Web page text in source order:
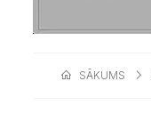
SĀKUMS